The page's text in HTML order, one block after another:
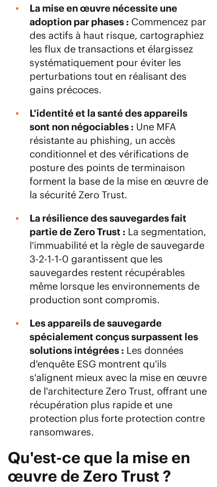
La mise en œuvre nécessite une
adoption par phases : Commencez par
des actifs à haut risque, cartographiez
les flux de transactions et élargissez
systématiquement pour éviter les
perturbations tout en réalisant des
gains précoces.
L'identité et la santé des appareils
sont non négociables : Une MFA
résistante au phishing, un accès
conditionnel et des vérifications de
posture des points de terminaison
forment la base de la mise en œuvre de
la sécurité Zero Trust.
La résilience des sauvegardes fait
partie de Zero Trust : La segmentation,
l'immuabilité et la règle de sauvegarde
3-2-1-1-0 garantissent que les
sauvegardes restent récupérables
même lorsque les environnements de
production sont compromis.
Les appareils de sauvegarde
spécialement conçus surpassent les
solutions intégrées : Les données
d'enquête ESG montrent qu'ils
s'alignent mieux avec la mise en œuvre
de l'architecture Zero Trust, offrant une
récupération plus rapide et une
protection plus forte protection contre
ransomwares.
Qu'est-ce que la mise en
œuvre de Zero Trust ?